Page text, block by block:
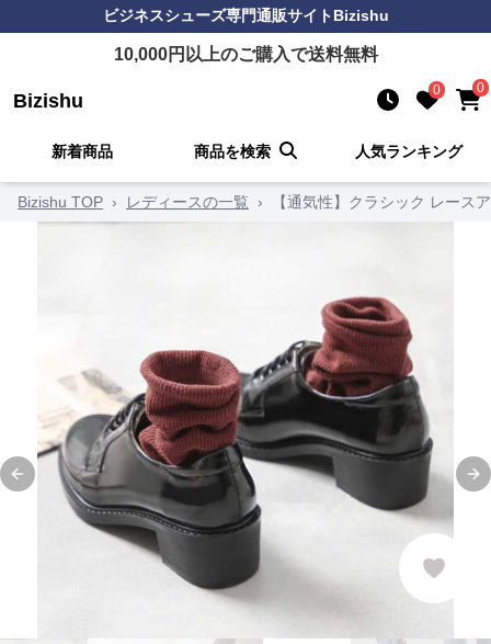
ビジネスシューズ専門通販サイトBizishu
10,000円以上のご購入で送料無料
Bizishu 0 0
新着商品 商品を検索 人気ランキング
Bizishu TOP › レディースの一覧 › 【通気性】クラシック レース
Previous slide